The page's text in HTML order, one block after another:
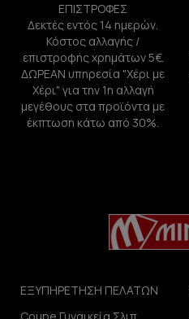
ΕΠΙΣΤΡΟΦΕΣ
Δεκτές εντός 14 ημερών.
Κόστος αλλαγής /
επιστροφής χρημάτων 5€.
ΔΩΡΕΑΝ υπηρεσία "Χέρι με
Χέρι" για την 1η αλλαγή
μεγέθους στα προϊόντα με
έκπτωση κάτω από 30%.
ΕΞΥΠΗΡΕΤΗΣΗ ΠΕΛΑΤΩΝ